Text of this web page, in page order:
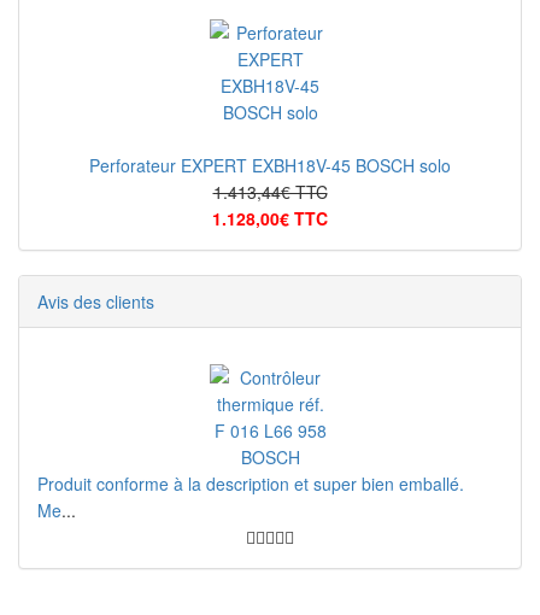
Perforateur EXPERT EXBH18V-45 BOSCH solo
1.413,44€ TTC
1.128,00€ TTC
Avis des clients
Produit conforme à la description et super bien emballé.
Me...